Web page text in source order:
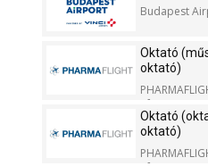
Budapest
Oktató
oktató)
Kft.
Oktató
oktató)